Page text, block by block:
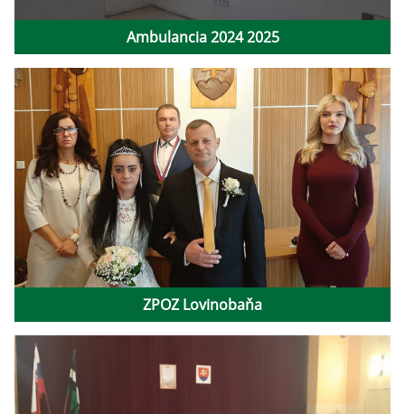
Ambulancia 2024 2025
ZPOZ Lovinobaňa